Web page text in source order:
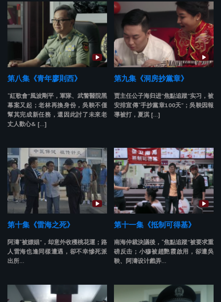
第八集《青年廖則西》
“紅歌會”風波剛平，軍隊、武警醫院黑
幕案又起；老林再換身份，吳鞅不僅
幫其完成新任務，還因此討了未來老
丈人歡心& […]
第九集《洞房抄黨章》
贾主任公子海归进”焦點追蹤”实习，被
安排宣傳“手抄黨章100天”；吳鞅因報
導被打，夏淇 […]
第十集《雷海之死》
阿濤“被嫖娼”，却意外收穫桃花運；路
人雷海也逢同樣遭遇，卻不幸慘死派
出所…
第十一集《抵制可得基》
南海仲裁決議後，“焦點追蹤”被要求重
磅反击；小穆被趙艷霞啟用，卻遭吳
鞅、阿濤设计戲弄…